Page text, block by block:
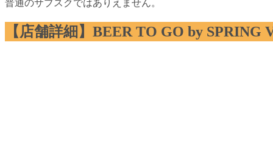
普通のサブスクではありえません。
【店舗詳細】BEER TO GO by SPRING